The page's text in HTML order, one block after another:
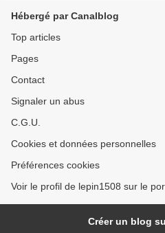
Hébergé par Canalblog
Top articles
Pages
Contact
Signaler un abus
C.G.U.
Cookies et données personnelles
Préférences cookies
Voir le profil de lepin1508 sur le
Créer un blog